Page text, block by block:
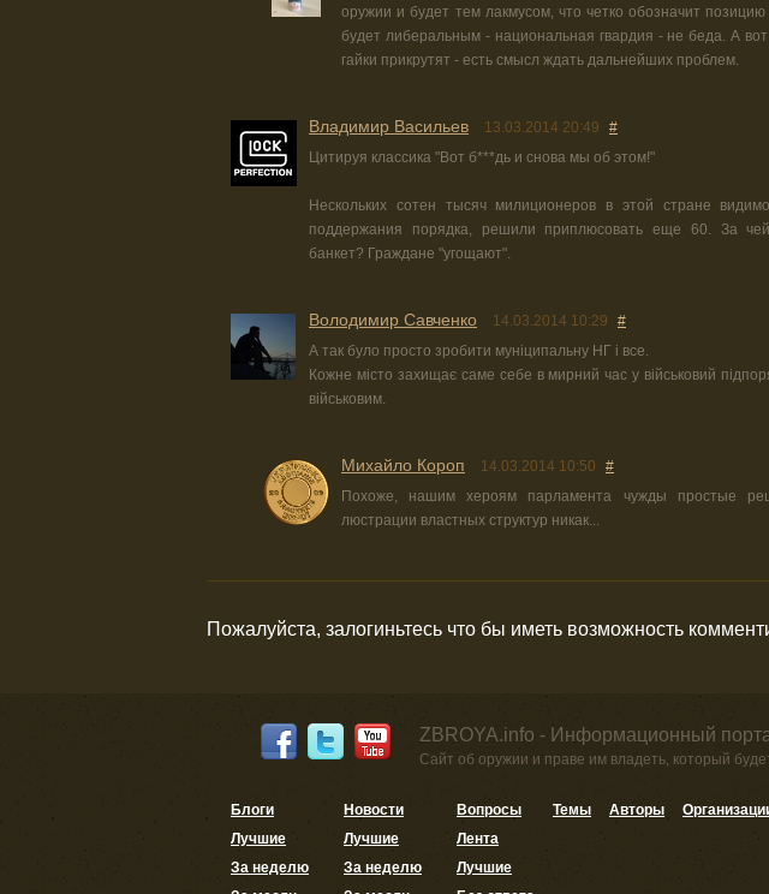
оружии и будет тем лакмусом, что четко обозначит
будет либеральным - национальная гвардия - не беда. А
гайки прикрутят - есть смысл ждать дальнейших проблем.
Владимир Васильев 13.03.2014 20:49 #
Цитируя классика "Вот б***дь и снова мы об этом!"
Нескольких сотен тысяч милиционеров в этой стране
поддержания порядка, решили приплюсовать еще 60. За
банкет? Граждане "угощают".
Володимир Савченко 14.03.2014 10:29 #
А так було просто зробити муніципальну НГ і все.
Кожне місто захищає саме себе в мирний час у військовий
військовим.
Михайло Короп 14.03.2014 10:50 #
Похоже, нашим хероям парламента чужды простые
люстрации властных структур никак...
Пожалуйста, залогиньтесь что бы иметь возможность
ZBROYA.info - Информационный
Сайт об оружии и праве им владеть, который
Блоги
Лучшие
За неделю
Новости
Лучшие
За неделю
Вопросы
Лента
Лучшие
Темы Авторы